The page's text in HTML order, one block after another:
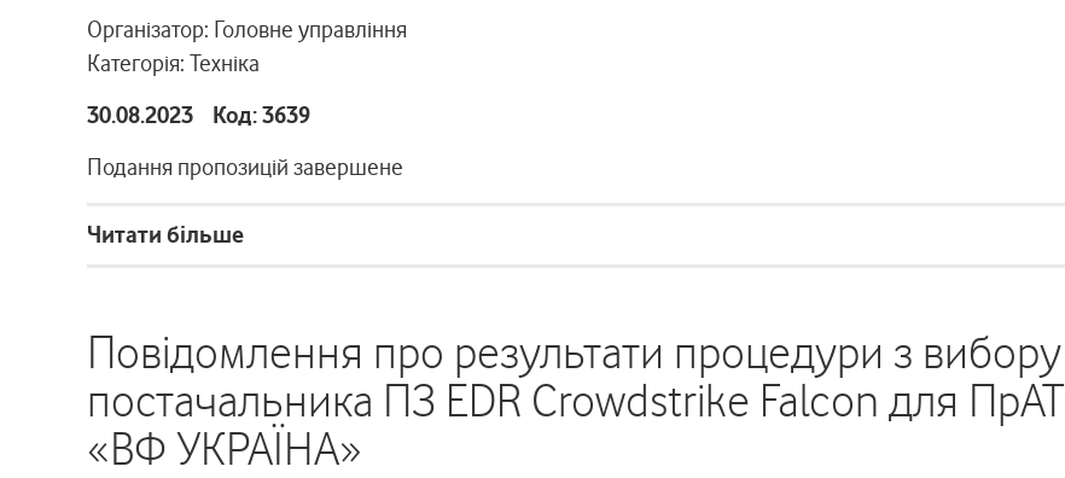
Організатор: Головне управління
Категорія: Техніка
30.08.2023 Код: 3639
Подання пропозицій завершене
Читати більше
Повідомлення про результати процедури з вибору
постачальника ПЗ EDR Crowdstrike Falcon для ПрАТ
«ВФ УКРАЇНА»